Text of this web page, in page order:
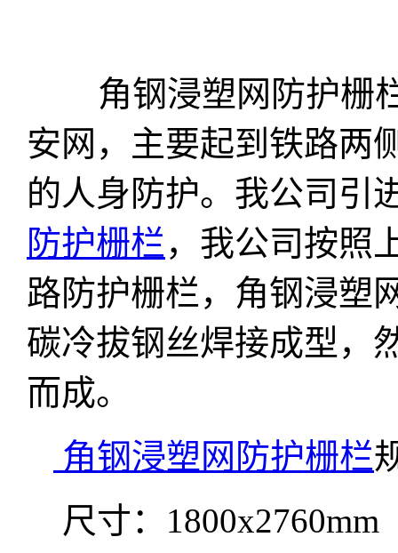
角钢浸塑网防护栅栏
安网，主要起到铁路两
的人身防护。我公司引
防护栅栏 ，我公司按照
路防护栅栏，角钢浸塑
碳冷拔钢丝焊接成型，
而成。
角钢浸塑网防护栅栏
尺寸：1800x2760mm